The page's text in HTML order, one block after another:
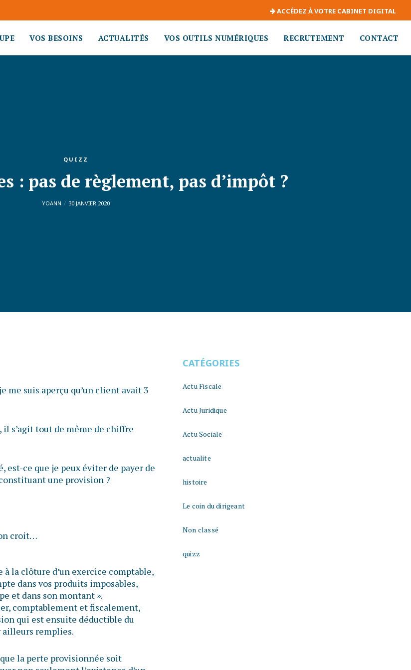
ACCÉDEZ À VOTRE CABINET DIGITAL
VOS BESOINS ACTUALITÉS VOS OUTILS NUMÉRIQUES RECRUTEMENT CONTACT
QUIZZ
: pas de règlement, pas d’impôt ?
YOANN 30 JANVIER 2020
me suis aperçu qu’un client avait 3
il s’agit tout de même de chiffre
est-ce que je peux éviter de payer de
une provision ?
croit…
à la clôture d’un exercice comptable,
dans vos produits imposables,
et dans son montant ».
comptablement et fiscalement,
qui est ensuite déductible du
remplies.
la perte provisionnée soit
CATÉGORIES
Actu Fiscale
Actu Juridique
Actu Sociale
actualite
histoire
Le coin du dirigeant
Non classé
quizz